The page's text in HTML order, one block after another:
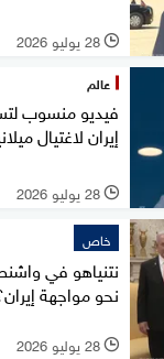
l 28 يوليو 2026
عالم
فيديو منسوب
إيران لاغتيال
l 28 يوليو 2026
خاص
نتنياهو في
نحو مواجهة
l 28 يوليو 2026